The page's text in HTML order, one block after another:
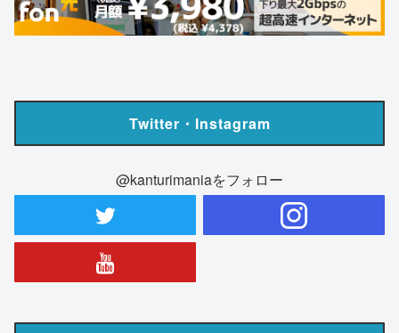
Twitter・Instagram
@kanturimaniaをフォロー